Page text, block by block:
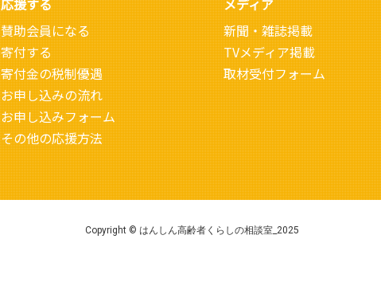
応援する
賛助会員になる
寄付する
寄付金の税制優遇
お申し込みの流れ
お申し込みフォーム
その他の応援方法
メディア
新聞・雑誌掲載
TVメディア掲載
取材受付フォーム
Copyright © はんしん高齢者くらしの相談室_2025